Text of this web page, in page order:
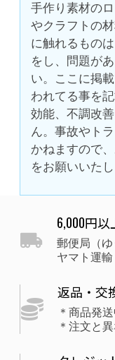
手作り素材の
やクラフトの
に触れるもの
をし、問題が
い。ここに掲
われてる事を
効能、不調改
ん。事故やト
かねますので
をお願いいたし
6,000円
郵便局（
ヤマト運
返品・交
＊商品発
＊注文と